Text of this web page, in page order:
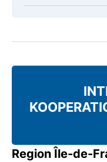
Region Île-de-